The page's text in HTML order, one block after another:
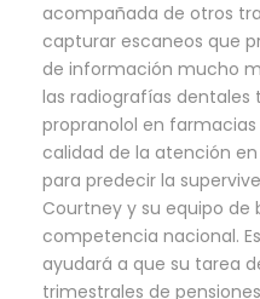
acompañada de otros
capturar escaneos que
de información mucho
las radiografías dentales
propranolol en
calidad de la atención
para predecir la
Courtney y su equipo
competencia nacional.
ayudará a que su tarea
trimestrales de